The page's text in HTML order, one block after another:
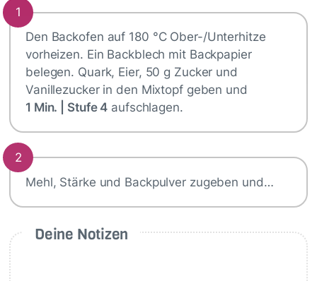
1
Den Backofen auf 180 °C Ober-/Unterhitze
vorheizen. Ein Backblech mit Backpapier
belegen. Quark, Eier, 50 g Zucker und
Vanillezucker in den Mixtopf geben und
1 Min. | Stufe 4 aufschlagen.
2
Mehl, Stärke und Backpulver zugeben und…
Deine Notizen